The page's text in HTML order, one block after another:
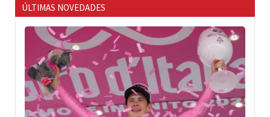
ÚLTIMAS NOVEDADES